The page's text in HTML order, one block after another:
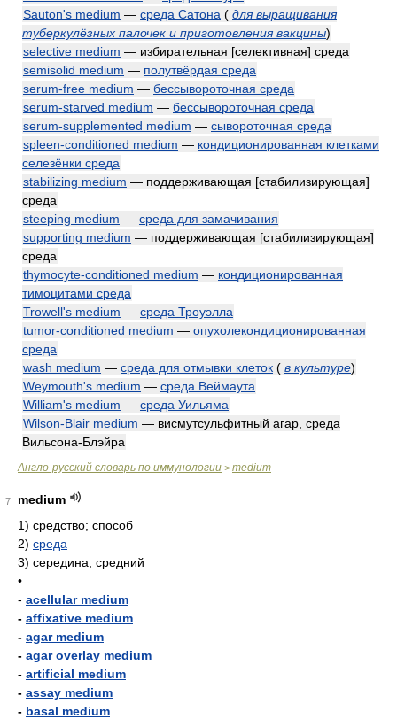
Sauton's medium — среда Сатона ( для выращивания
туберкулёзных палочек и приготовления вакцины)
selective medium — избирательная [селективная] среда
semisolid medium — полутвёрдая среда
serum-free medium — бессывороточная среда
serum-starved medium — бессывороточная среда
serum-supplemented medium — сывороточная среда
spleen-conditioned medium — кондиционированная клетками
селезёнки среда
stabilizing medium — поддерживающая [стабилизирующая]
среда
steeping medium — среда для замачивания
supporting medium — поддерживающая [стабилизирующая]
среда
thymocyte-conditioned medium — кондиционированная
тимоцитами среда
Trowell's medium — среда Троуэлла
tumor-conditioned medium — опухолекондиционированная
среда
wash medium — среда для отмывки клеток ( в культуре)
Weymouth's medium — среда Веймаута
William's medium — среда Уильяма
Wilson-Blair medium — висмутсульфитный агар, среда
Вильсона-Блэйра
Англо-русский словарь по иммунологии > medium
7
medium
1) средство; способ
2) среда
3) середина; средний
•
- acellular medium
- affixative medium
- agar medium
- agar overlay medium
- artificial medium
- assay medium
- basal medium